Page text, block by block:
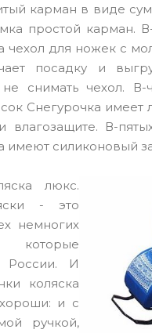
карман в виде
простой карман.
чехол для ножек с
посадку и
не снимать чехол. В-
Снегурочка имеет
влагозащите. В-
имеют силиконовый
люкс.
- это
немногих
которые
России. И
коляска
и с
ручкой,